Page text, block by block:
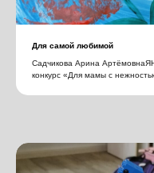
Для самой любимой
Садчикова Арина
конкурс «Для мамы с